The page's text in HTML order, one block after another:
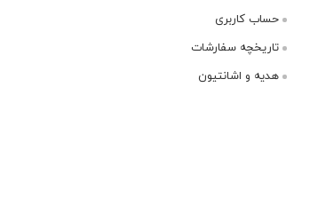
حساب کاربری
تاریخچه سفارشات
هدیه و اشانتیون